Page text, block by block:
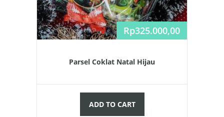
Rp325.000,00
Parsel Coklat Natal Hijau
ADD TO CART